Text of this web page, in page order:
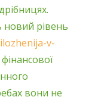
новий рівень
v-
фінансової
вони не